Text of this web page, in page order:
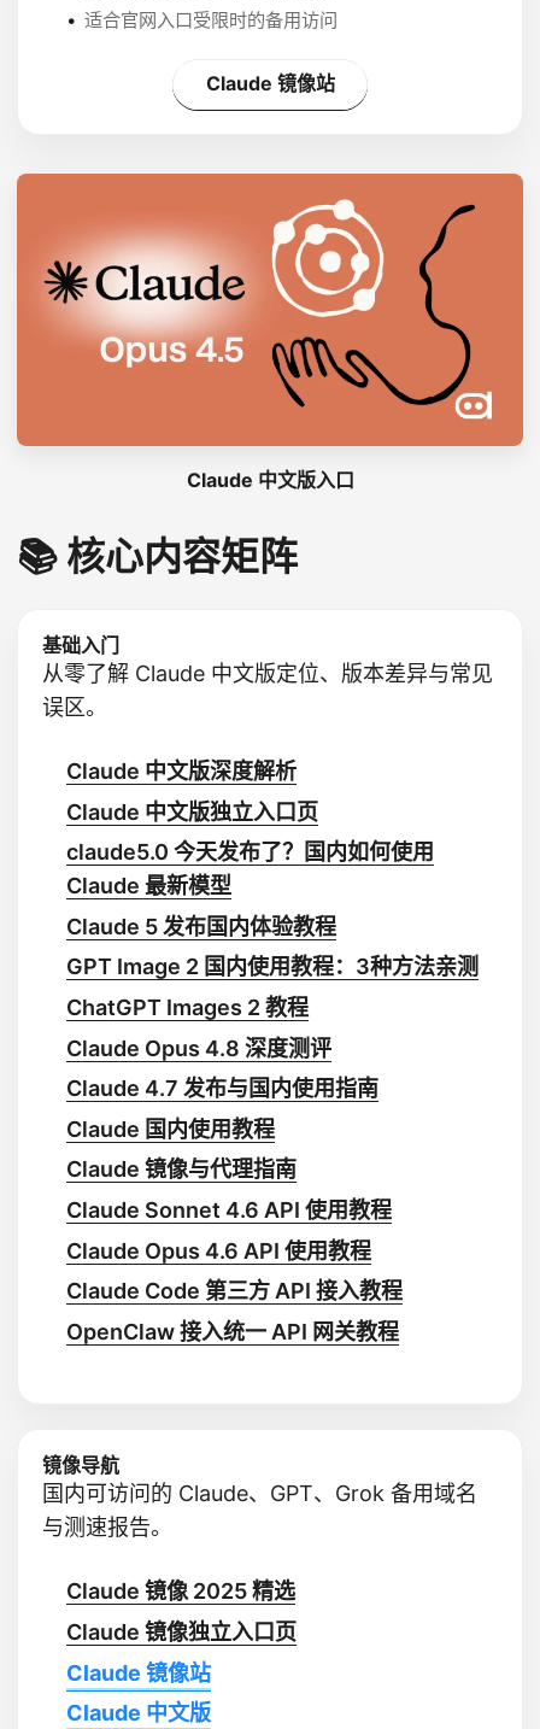
适合官网入口受限时的备用访问
Claude 镜像站
Claude 中文版入口
📚 核心内容矩阵
基础入门
从零了解 Claude 中文版定位、版本差异与常见
误区。
Claude 中文版深度解析
Claude 中文版独立入口页
claude5.0 今天发布了？国内如何使用
Claude 最新模型
Claude 5 发布国内体验教程
GPT Image 2 国内使用教程：3种方法亲测
ChatGPT Images 2 教程
Claude Opus 4.8 深度测评
Claude 4.7 发布与国内使用指南
Claude 国内使用教程
Claude 镜像与代理指南
Claude Sonnet 4.6 API 使用教程
Claude Opus 4.6 API 使用教程
Claude Code 第三方 API 接入教程
OpenClaw 接入统一 API 网关教程
镜像导航
国内可访问的 Claude、GPT、Grok 备用域名
与测速报告。
Claude 镜像 2025 精选
Claude 镜像独立入口页
Claude 镜像站
Claude 中文版